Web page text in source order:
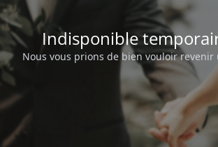
Indisponible
Nous vous prions de bien vouloir